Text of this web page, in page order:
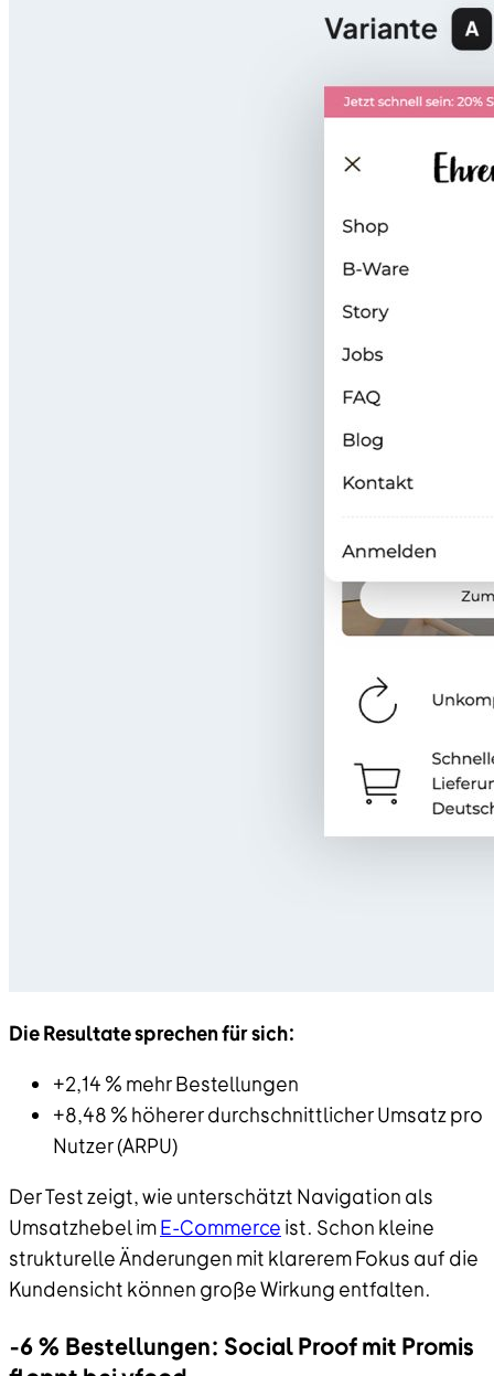
Die Resultate sprechen für sich:
+2,14 % mehr Bestellungen
+8,48 % höherer durchschnittlicher Umsatz pro
Nutzer (ARPU)
Der Test zeigt, wie unterschätzt Navigation als
Umsatzhebel imE-Commerce ist. Schon kleine
strukturelle Änderungen mit klarerem Fokus auf die
Kundensicht können große Wirkung entfalten.
-6 % Bestellungen: Social Proof mit Promis